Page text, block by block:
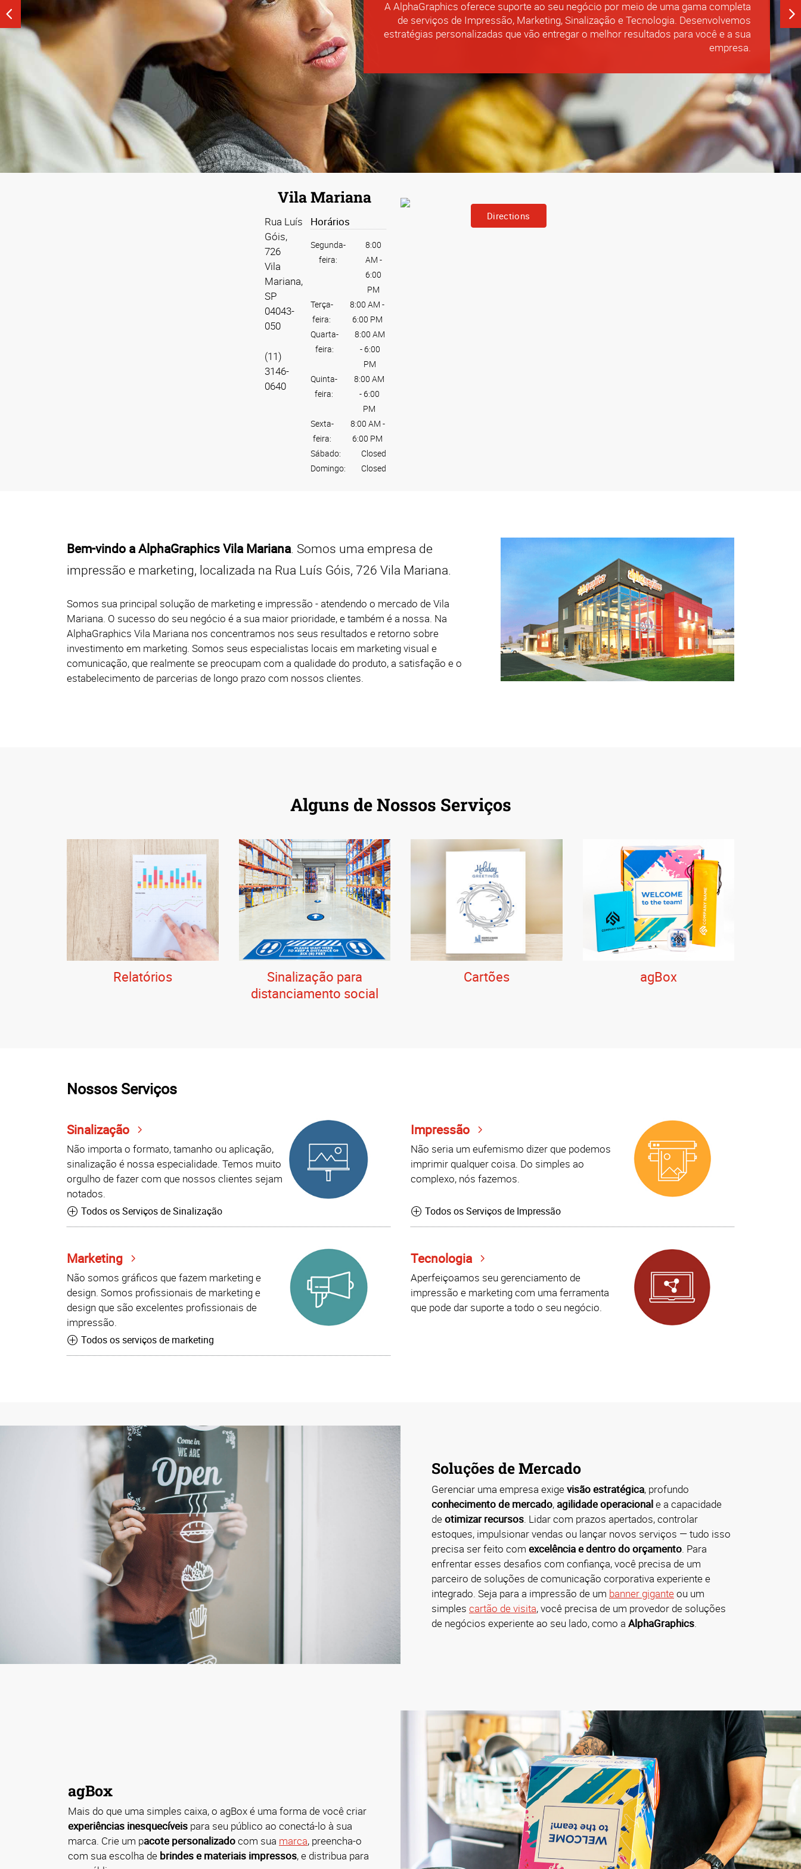
Na AlphaGraphics oferecemos soluções personalizadas de impressão e marketing
que impulsionam seus negócios.
A AlphaGraphics oferece suporte ao seu negócio por meio de uma gama completa
de serviços de Impressão, Marketing, Sinalização e Tecnologia. Desenvolvemos
estratégias personalizadas que vão entregar o melhor resultados para você e a sua
empresa.
Directions
Vila Mariana
Rua Luís
Góis,
726
Vila
Mariana,
SP
04043-
050
(11)
3146-
0640
Horários
Segunda-
feira:
8:00
AM -
6:00
PM
Terça-
feira:
8:00 AM -
6:00 PM
Quarta-
feira:
8:00 AM
-6:00
PM
Quinta-
feira:
8:00 AM
-6:00
PM
Sexta-
feira:
8:00 AM -
6:00 PM
Sábado:
Closed
Domingo:
Closed
Bem-vindo a AlphaGraphics Vila Mariana. Somos uma empresa de
impressão e marketing, localizada na Rua Luís Góis, 726 Vila Mariana.
Somos sua principal solução de marketing e impressão - atendendo o mercado de Vila
Mariana. O sucesso do seu negócio é a sua maior prioridade, e também é a nossa. Na
AlphaGraphics Vila Mariana nos concentramos nos seus resultados e retorno sobre
investimento em marketing. Somos seus especialistas locais em marketing visual e
comunicação, que realmente se preocupam com a qualidade do produto, a satisfação e o
estabelecimento de parcerias de longo prazo com nossos clientes.
Alguns de Nossos Serviços
Relatórios
Sinalização para
distanciamento social
Cartões agBox
Nossos Serviços
Sinalização
Não importa o formato, tamanho ou aplicação,
sinalização é nossa especialidade. Temos muito
orgulho de fazer com que nossos clientes sejam
notados.
Todos os Serviços de Sinalização
Impressão
Não seria um eufemismo dizer que podemos
imprimir qualquer coisa. Do simples ao
complexo, nós fazemos.
Todos os Serviços de Impressão
Marketing
Não somos gráficos que fazem marketing e
design. Somos profissionais de marketing e
design que são excelentes profissionais de
impressão.
Todos os serviços de marketing
Tecnologia
Aperfeiçoamos seu gerenciamento de
impressão e marketing com uma ferramenta
que pode dar suporte a todo o seu negócio.
Soluções de Mercado
Gerenciar uma empresa exigevisão estratégica, profundo
conhecimento de mercado, agilidade operacionale a capacidade
deotimizar recursos . Lidar com prazos apertados, controlar
estoques, impulsionar vendas ou lançar novos serviços — tudo isso
precisa ser feito com excelência e dentro do orçamento . Para
enfrentar esses desafios com confiança, você precisa de um
parceiro de soluções de comunicação corporativa experiente e
integrado. Seja para a impressão de um banner giganteou um
simples cartão de visita, você precisa de um provedor de soluções
de negócios experiente ao seu lado, como a AlphaGraphics
agBox
Mais do que uma simples caixa, o agBox é uma forma de você criar
experiências inesquecíveis para seu público ao conectá-lo à sua
marca. Crie um pacote personalizadocom sua marca, preencha-o
com sua escolha de brindes e materiais impressos, e distribua para